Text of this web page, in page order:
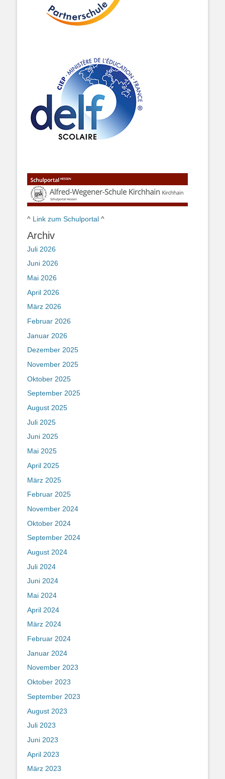
^ Link zum Schulportal ^
Archiv
Juli 2026
Juni 2026
Mai 2026
April 2026
März 2026
Februar 2026
Januar 2026
Dezember 2025
November 2025
Oktober 2025
September 2025
August 2025
Juli 2025
Juni 2025
Mai 2025
April 2025
März 2025
Februar 2025
November 2024
Oktober 2024
September 2024
August 2024
Juli 2024
Juni 2024
Mai 2024
April 2024
März 2024
Februar 2024
Januar 2024
November 2023
Oktober 2023
September 2023
August 2023
Juli 2023
Juni 2023
April 2023
März 2023